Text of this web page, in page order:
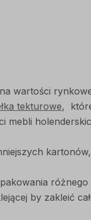
wartości
tekturowe,
mebli
różnego
by zakleić